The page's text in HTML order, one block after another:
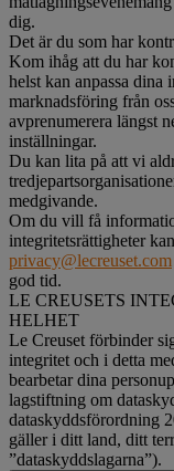
dig.
Det är du som har
Kom ihåg att du har
helst kan anpassa
marknadsföring från
avprenumerera längst
inställningar.
Du kan lita på att vi
medgivande.
Om du vill få
integritetsrättigheter
privacy@lecreuset.com
god tid.
LE CREUSETS
HELHET
Le Creuset förbinder
integritet och i detta
bearbetar dina
lagstiftning om
dataskyddsförordning
gäller i ditt land, ditt
”dataskyddslagarna”).